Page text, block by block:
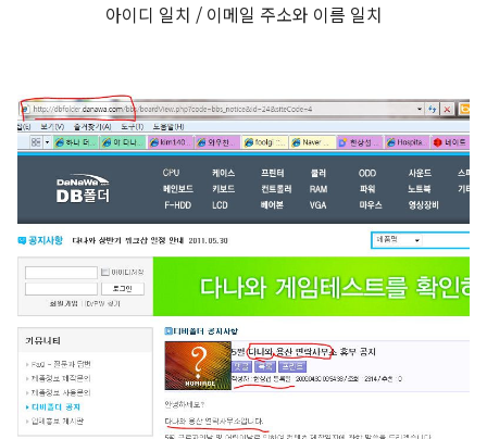
아이디 일치 / 이메일 주소와 이름 일치